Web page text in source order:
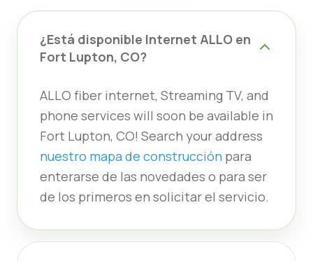
¿Está disponible Internet ALLO en
Fort Lupton, CO?
ALLO fiber internet, Streaming TV, and
phone services will soon be available in
Fort Lupton, CO! Search your address
nuestro mapa de construcción para
enterarse de las novedades o para ser
de los primeros en solicitar el servicio.